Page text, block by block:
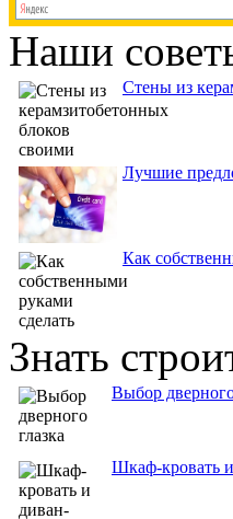
Наши
Стены из
Лучшие
Как
Знать
Выбор дверного
Шкаф-кровать